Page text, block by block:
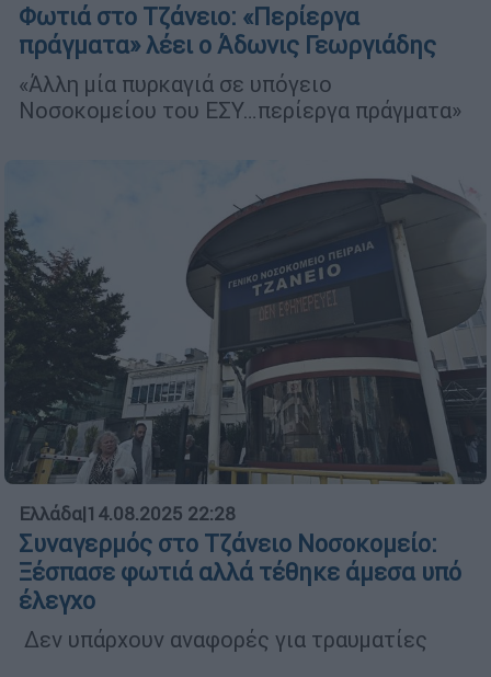
Φωτιά στο Τζάνειο: «Περίεργα
πράγματα» λέει ο Άδωνις Γεωργιάδης
«Άλλη μία πυρκαγιά σε υπόγειο
Νοσοκομείου του ΕΣΥ…περίεργα πράγματα»
Ελλάδα|14.08.2025 22:28
Συναγερμός στο Τζάνειο Νοσοκομείο:
Ξέσπασε φωτιά αλλά τέθηκε άμεσα υπό
έλεγχο
Δεν υπάρχουν αναφορές για τραυματίες